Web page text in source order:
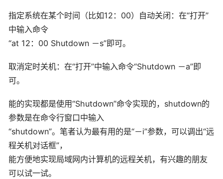
指定系统在某个时间（比如12：00）自动关闭：在“打开”
中输入命令
“at 12：00 Shutdown －s”即可。
取消定时关机：在“打开”中输入命令“Shutdown －a”即
可。
能的实现都是使用“Shutdown”命令实现的，shutdown的
参数是在命令行窗口中输入
“shutdown”。笔者认为最有用的是“－i”参数，可以调出“远
程关机对话框”，
能方便地实现局域网内计算机的远程关机，有兴趣的朋友
可以试一试。